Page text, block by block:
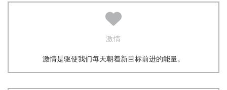
激情
激情是驱使我们每天朝着新目标前进的能量。